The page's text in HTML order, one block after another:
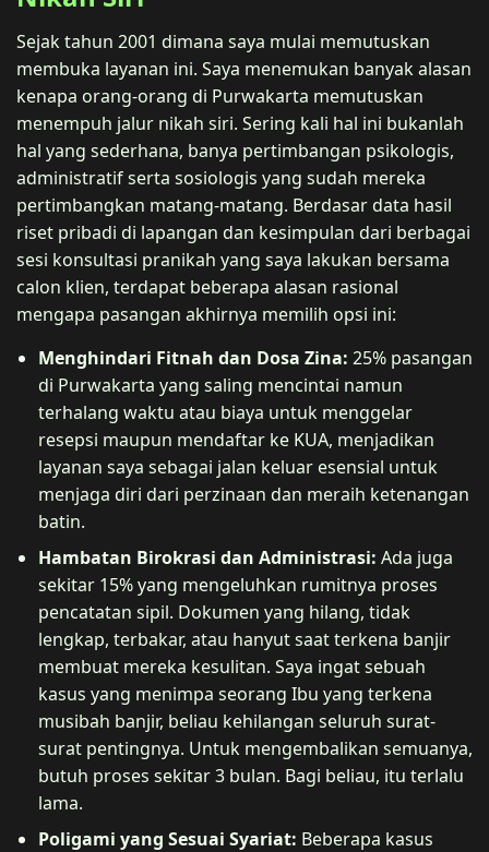
Sejak tahun 2001 dimana saya mulai memutuskan
membuka layanan ini. Saya menemukan banyak alasan
kenapa orang-orang di Purwakarta memutuskan
menempuh jalur nikah siri. Sering kali hal ini bukanlah
hal yang sederhana, banya pertimbangan psikologis,
administratif serta sosiologis yang sudah mereka
pertimbangkan matang-matang. Berdasar data hasil
riset pribadi di lapangan dan kesimpulan dari berbagai
sesi konsultasi pranikah yang saya lakukan bersama
calon klien, terdapat beberapa alasan rasional
mengapa pasangan akhirnya memilih opsi ini:
Menghindari Fitnah dan Dosa Zina: 25% pasangan
di Purwakarta yang saling mencintai namun
terhalang waktu atau biaya untuk menggelar
resepsi maupun mendaftar ke KUA, menjadikan
layanan saya sebagai jalan keluar esensial untuk
menjaga diri dari perzinaan dan meraih ketenangan
batin.
Hambatan Birokrasi dan Administrasi: Ada juga
sekitar 15% yang mengeluhkan rumitnya proses
pencatatan sipil. Dokumen yang hilang, tidak
lengkap, terbakar, atau hanyut saat terkena banjir
membuat mereka kesulitan. Saya ingat sebuah
kasus yang menimpa seorang Ibu yang terkena
musibah banjir, beliau kehilangan seluruh surat-
surat pentingnya. Untuk mengembalikan semuanya,
butuh proses sekitar 3 bulan. Bagi beliau, itu terlalu
lama.
Poligami yang Sesuai Syariat: Beberapa kasus